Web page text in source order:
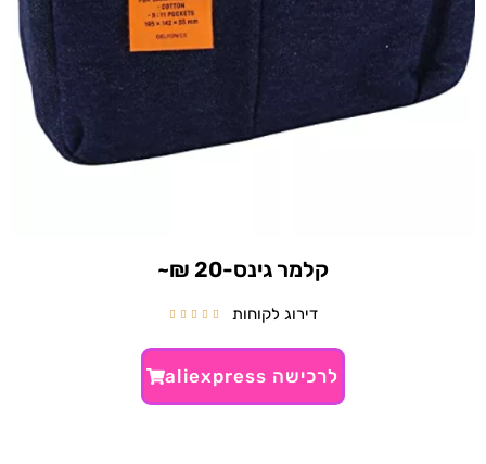
קלמר גינס-20 ₪~
דירוג לקוחות 




לרכישה aliexpress